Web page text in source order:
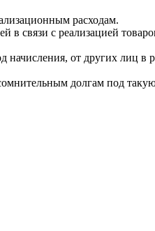
расходам.
в связи с реализацией
от других лиц в
долгам под